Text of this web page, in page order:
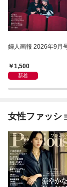
婦人画報 2026年9月
1,500
新着
女性ファッシ